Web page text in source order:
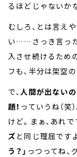
るほどじゃないか
むしろ、とは言え
い……さっき言っ
入させ続けるため
フも、半分は架空
で、人間が出ない
題！ っていうね（笑
けど。まぁ、あれで
ズと同じ理屈です
う？」 っつってね